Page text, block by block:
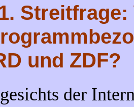
Streitfrage:
und ZDF?
der